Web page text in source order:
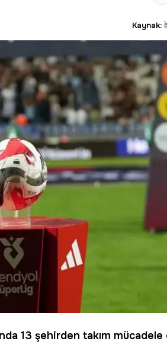
Kaynak:
13 şehirden takım mücadele